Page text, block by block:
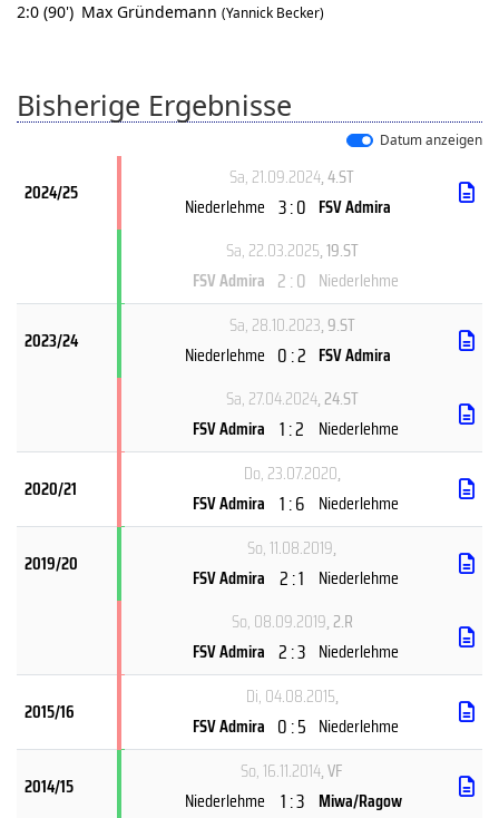
2:0 (90') Max Gründemann (Yannick Becker)
Bisherige Ergebnisse
Datum anzeigen
2024/25
Sa, 21.09.2024, 4.ST
Niederlehme 3 : 0 FSV Admira
Sa, 22.03.2025, 19.ST
FSV Admira 2 : 0 Niederlehme
2023/24
Sa, 28.10.2023, 9.ST
Niederlehme 0 : 2 FSV Admira
Sa, 27.04.2024, 24.ST
FSV Admira 1 : 2 Niederlehme
2020/21
Do, 23.07.2020,
FSV Admira 1 : 6 Niederlehme
2019/20
So, 11.08.2019,
FSV Admira 2 : 1 Niederlehme
So, 08.09.2019, 2.R
FSV Admira 2 : 3 Niederlehme
2015/16
Di, 04.08.2015,
FSV Admira 0 : 5 Niederlehme
2014/15
So, 16.11.2014, VF
Niederlehme 1 : 3 Miwa/Ragow